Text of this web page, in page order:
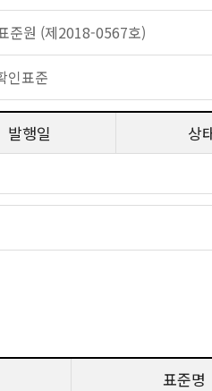
준원 (제2018-0567호)
인표준
발행일 상
표준명